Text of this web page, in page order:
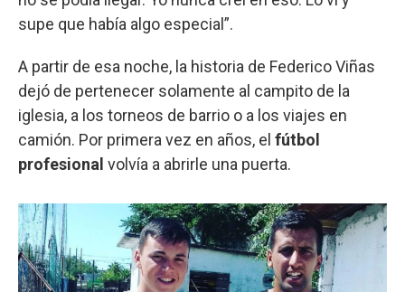
supe que había algo especial”.
A partir de esa noche, la historia de Federico Viñas
dejó de pertenecer solamente al campito de la
iglesia, a los torneos de barrio o a los viajes en
camión. Por primera vez en años, el fútbol
profesional volvía a abrirle una puerta.